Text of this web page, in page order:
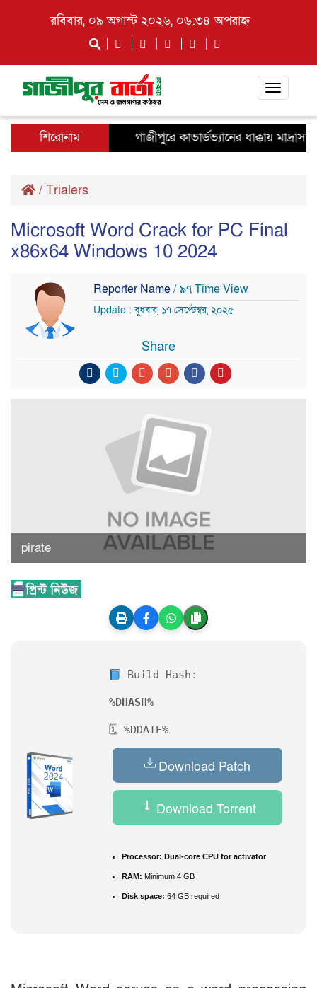
রবিবার, ০৯ অগাস্ট ২০২৬, ০৬:৩৪ অপরাহ্ন
Toggle
শিরোনাম
গাজীপুরে কাভার্ডভ্যানের ধাক্কায়
/ Trialers
Microsoft Word Crack for PC Final
x86x64 Windows 10 2024
Reporter Name/ ৯৭ Time View
Update : বুধবার, ১৭ সেপ্টেম্বর, ২০২৫
Share
pirate
Build Hash:
%DHASH%
🗓 %DDATE%
Download Patch
Download Torrent
Processor: Dual-core CPU for activator
RAM: Minimum 4 GB
Disk space: 64 GB required